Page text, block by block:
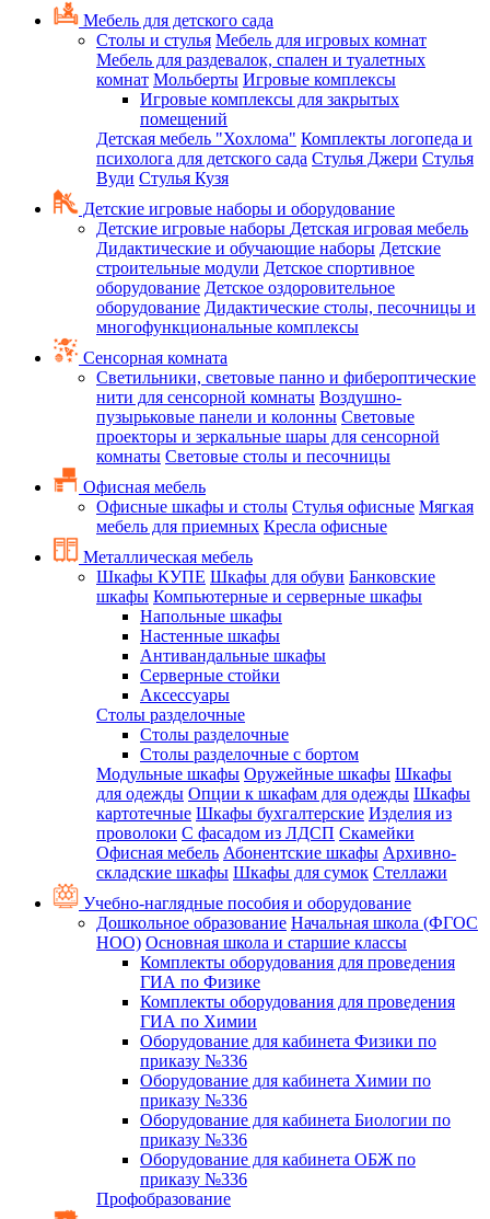
Мебель для детского сада
Столы и стулья Мебель для игровых комнат
Мебель для раздевалок, спален и туалетных
комнат Мольберты Игровые комплексы
Игровые комплексы для закрытых
помещений
Детская мебель "Хохлома" Комплекты логопеда и
психолога для детского сада Стулья Джери Стулья
Вуди Стулья Кузя
Детские игровые наборы и оборудование
Детские игровые наборы Детская игровая мебель
Дидактические и обучающие наборы Детские
строительные модули Детское спортивное
оборудование Детское оздоровительное
оборудование Дидактические столы, песочницы и
многофункциональные комплексы
Сенсорная комната
Светильники, световые панно и фибероптические
нити для сенсорной комнаты Воздушно-
пузырьковые панели и колонны Световые
проекторы и зеркальные шары для сенсорной
комнаты Световые столы и песочницы
Офисная мебель
Офисные шкафы и столы Стулья офисные Мягкая
мебель для приемных Кресла офисные
Металлическая мебель
Шкафы КУПЕ Шкафы для обуви Банковские
шкафы Компьютерные и серверные шкафы
Напольные шкафы
Настенные шкафы
Антивандальные шкафы
Серверные стойки
Аксессуары
Столы разделочные
Столы разделочные
Столы разделочные с бортом
Модульные шкафы Оружейные шкафы Шкафы
для одежды Опции к шкафам для одежды Шкафы
картотечные Шкафы бухгалтерские Изделия из
проволоки С фасадом из ЛДСП Скамейки
Офисная мебель Абонентские шкафы Архивно-
складские шкафы Шкафы для сумок Стеллажи
Учебно-наглядные пособия и оборудование
Дошкольное образование Начальная школа (ФГОС
НОО) Основная школа и старшие классы
Комплекты оборудования для проведения
ГИА по Физике
Комплекты оборудования для проведения
ГИА по Химии
Оборудование для кабинета Физики по
приказу №336
Оборудование для кабинета Химии по
приказу №336
Оборудование для кабинета Биологии по
приказу №336
Оборудование для кабинета ОБЖ по
приказу №336
Профобразование